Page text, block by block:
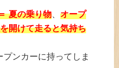
夏の乗り物、 オープ
開けて走ると気持ち
ンカーに持ってしま